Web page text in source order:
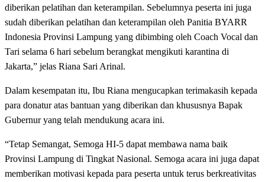
diberikan pelatihan dan keterampilan. Sebelumnya peserta ini juga
sudah diberikan pelatihan dan keterampilan oleh Panitia BYARR
Indonesia Provinsi Lampung yang dibimbing oleh Coach Vocal dan
Tari selama 6 hari sebelum berangkat mengikuti karantina di
Jakarta,” jelas Riana Sari Arinal.
Dalam kesempatan itu, Ibu Riana mengucapkan terimakasih kepada
para donatur atas bantuan yang diberikan dan khususnya Bapak
Gubernur yang telah mendukung acara ini.
“Tetap Semangat, Semoga HI-5 dapat membawa nama baik
Provinsi Lampung di Tingkat Nasional. Semoga acara ini juga dapat
memberikan motivasi kepada para peserta untuk terus berkreativitas